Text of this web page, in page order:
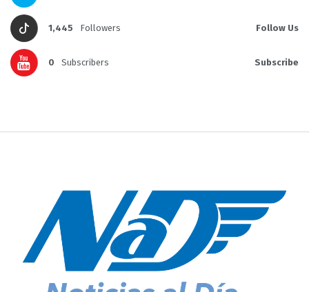
1,445 Followers Follow Us
0 Subscribers Subscribe